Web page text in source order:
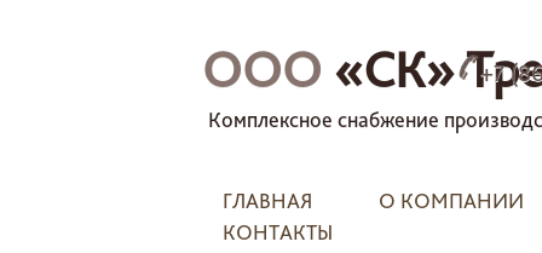
ООО «СК»
Комплексное снабжение
+7
ГЛАВНАЯ
О КОМПАНИИ
КОНТАКТЫ